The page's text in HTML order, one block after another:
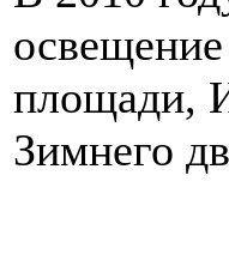
площади,
Зимнего